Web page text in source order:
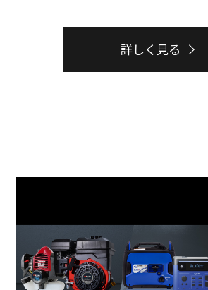
詳しく見る